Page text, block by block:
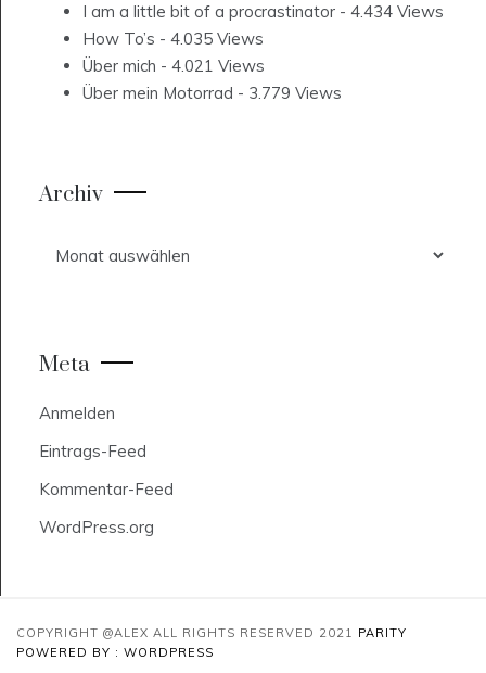
I am a little bit of a procrastinator - 4.434 Views
How To’s - 4.035 Views
Über mich - 4.021 Views
Über mein Motorrad - 3.779 Views
Archiv
Meta
Anmelden
Eintrags-Feed
Kommentar-Feed
WordPress.org
COPYRIGHT @ALEX ALL RIGHTS RESERVED 2021 PARITY
POWERED BY : WORDPRESS